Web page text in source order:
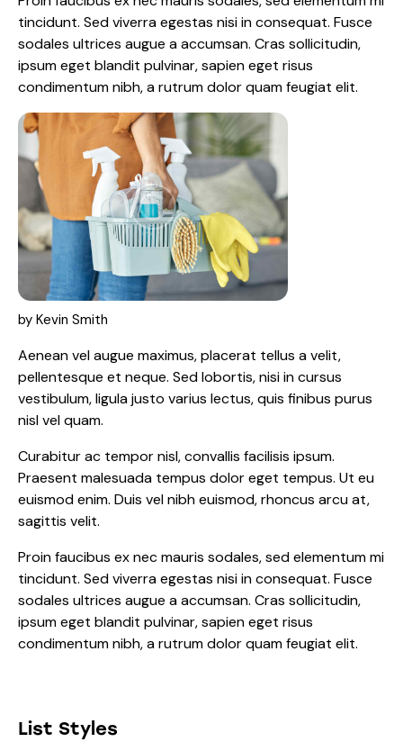
tincidunt. Sed viverra egestas nisi in consequat. Fusce
sodales ultrices augue a accumsan. Cras sollicitudin,
ipsum eget blandit pulvinar, sapien eget risus
condimentum nibh, a rutrum dolor quam feugiat elit.
by Kevin Smith
Aenean vel augue maximus, placerat tellus a velit,
pellentesque et neque. Sed lobortis, nisi in cursus
vestibulum, ligula justo varius lectus, quis finibus purus
nisl vel quam.
Curabitur ac tempor nisl, convallis facilisis ipsum.
Praesent malesuada tempus dolor eget tempus. Ut eu
euismod enim. Duis vel nibh euismod, rhoncus arcu at,
sagittis velit.
Proin faucibus ex nec mauris sodales, sed elementum mi
tincidunt. Sed viverra egestas nisi in consequat. Fusce
sodales ultrices augue a accumsan. Cras sollicitudin,
ipsum eget blandit pulvinar, sapien eget risus
condimentum nibh, a rutrum dolor quam feugiat elit.
List Styles